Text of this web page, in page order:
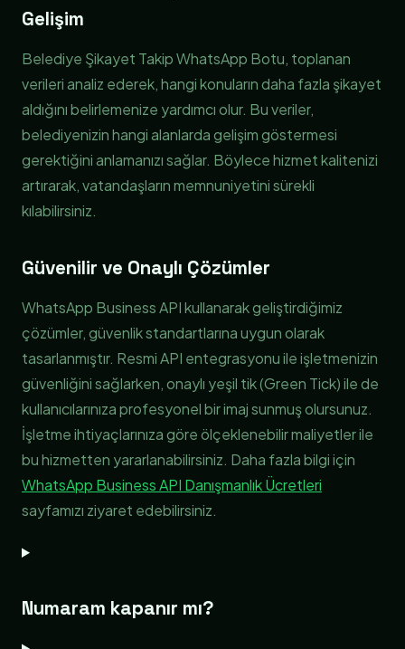
Gelişim
Belediye Şikayet Takip WhatsApp Botu, toplanan
verileri analiz ederek, hangi konuların daha fazla şikayet
aldığını belirlemenize yardımcı olur. Bu veriler,
belediyenizin hangi alanlarda gelişim göstermesi
gerektiğini anlamanızı sağlar. Böylece hizmet kalitenizi
artırarak, vatandaşların memnuniyetini sürekli
kılabilirsiniz.
Güvenilir ve Onaylı Çözümler
WhatsApp Business API kullanarak geliştirdiğimiz
çözümler, güvenlik standartlarına uygun olarak
tasarlanmıştır. Resmi API entegrasyonu ile işletmenizin
güvenliğini sağlarken, onaylı yeşil tik (Green Tick) ile de
kullanıcılarınıza profesyonel bir imaj sunmuş olursunuz.
İşletme ihtiyaçlarınıza göre ölçeklenebilir maliyetler ile
bu hizmetten yararlanabilirsiniz. Daha fazla bilgi için
WhatsApp Business API Danışmanlık Ücretleri
sayfamızı ziyaret edebilirsiniz.
Numaram kapanır mı?